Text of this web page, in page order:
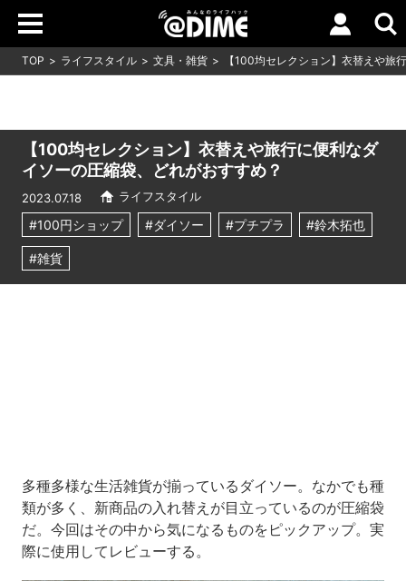
TOP ライフスタイル 文具・雑貨 【100均セレクション】衣替えや旅
【100均セレクション】衣替えや旅行に便利なダ
イソーの圧縮袋、どれがおすすめ？
2023.07.18 ライフスタイル
#100円ショップ #ダイソー #プチプラ #鈴木拓也
#雑貨
多種多様な生活雑貨が揃っているダイソー。なかでも種
類が多く、新商品の入れ替えが目立っているのが圧縮袋
だ。今回はその中から気になるものをピックアップ。実
際に使用してレビューする。